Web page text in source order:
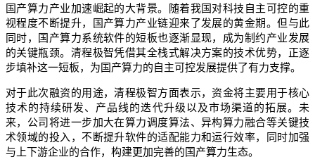
国产算力产业加速崛起的大背景。随着我国对科技自主可控的重
视程度不断提升，国产算力产业链迎来了发展的黄金期。但与此
同时，国产算力系统软件的短板也逐渐显现，成为制约产业发展
的关键瓶颈。清程极智凭借其全栈式解决方案的技术优势，正逐
步填补这一短板，为国产算力的自主可控发展提供了有力支撑。​
对于此次融资的用途，清程极智方面表示，资金将主要用于核心
技术的持续研发、产品线的迭代升级以及市场渠道的拓展。未
来，公司将进一步加大在算力调度算法、异构算力融合等关键技
术领域的投入，不断提升软件的适配能力和运行效率，同时加强
与上下游企业的合作，构建更加完善的国产算力生态。